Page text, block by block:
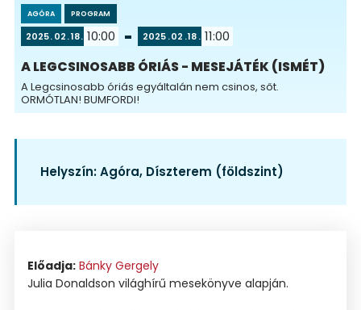
AGÓRA PROGRAM
2025 02 18 10:00 2025 02 18 11:00
A LEGCSINOSABB ÓRIÁS - MESEJÁTÉK (ISMÉT)
A Legcsinosabb óriás egyáltalán nem csinos, sőt.
ORMÓTLAN! BUMFORDI!
Helyszín:Agóra, Díszterem (földszint)
Előadja: Bánky Gergely
Julia Donaldson világhírű mesekönyve alapján.